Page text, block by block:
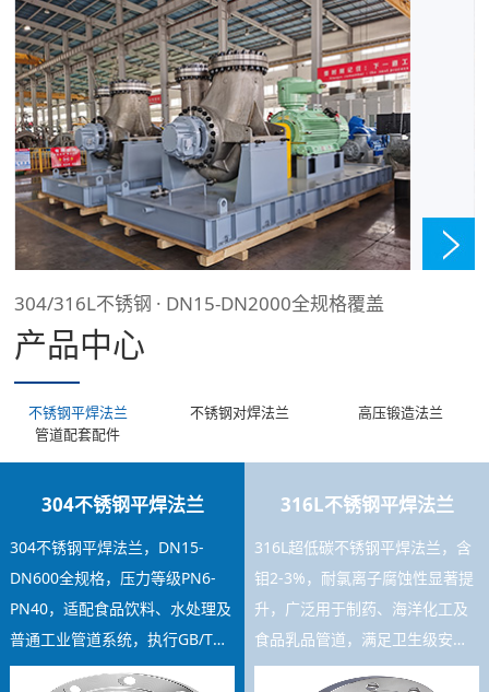
304/316L不锈钢 · DN15-DN2000全规格覆盖
产品中心
不锈钢平焊法兰 不锈钢对焊法兰
高压锻造法兰
管道配套配件
304不锈钢平焊法兰
304不锈钢平焊法兰，DN15-
DN600全规格，压力等级PN6-
PN40，适配食品饮料、水处理及
普通工业管道系统，执行GB/T
9119标准，焊接工艺稳定，库存
316L不锈钢平焊法兰
316L超低碳不锈钢平焊法兰，含
钼2-3%，耐氯离子腐蚀性显著提
升，广泛用于制药、海洋化工及
食品乳品管道，满足卫生级安装
要求，可提供材质证书及SGS检